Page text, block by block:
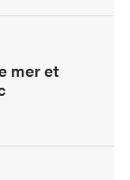
mer et